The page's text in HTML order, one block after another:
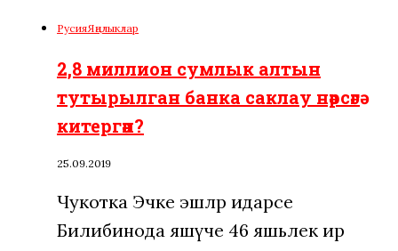
РусияЯңалыклар
2,8 миллион сумлык алтын
тутырылган банка саклау нәрсәгә
китергән?
25.09.2019
Чукотка Эчке эшләр идарәсе
Билибинода яшәүче 46 яшьлек ир